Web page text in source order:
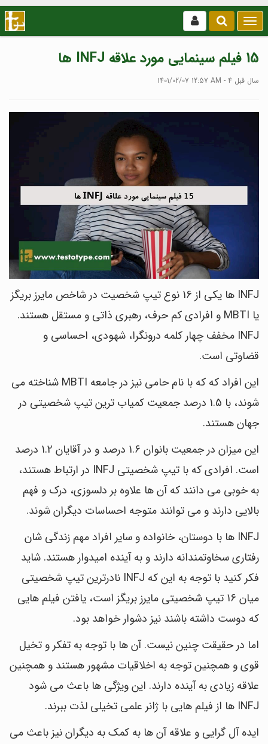
بازکردن
/
منو15 فیلم سینمایی مورد علاقه INFJ ها
1401/02/07 12:57 AM - 4 سال قبل
INFJ ها یکی از 16 نوع تیپ شخصیت در شاخص مایرز بریگز
یا MBTI و افرادی کم حرف، رهبری ذاتی و مستقل هستند.
INFJ مخفف چهار کلمه درونگرا، شهودی، احساسی و
قضاوتی است.
این افراد که که با نام حامی نیز در جامعه MBTI شناخته می
شوند، با 1.5 درصد جمعیت کمیاب ترین تیپ شخصیتی در
جهان هستند.
این میزان در جمعیت بانوان 1.6 درصد و در آقایان 1.2 درصد
است. افرادی که با تیپ شخصیتی INFJ در ارتباط هستند،
به خوبی می دانند که آن ها علاوه بر دلسوزی، درک و فهم
بالایی دارند و می توانند متوجه احساسات دیگران شوند.
INFJ ها با دوستان، خانواده و سایر افراد مهم زندگی شان
رفتاری سخاوتمندانه دارند و به آینده امیدوار هستند. شاید
فکر کنید با توجه به این که INFJ نادرترین تیپ شخصیتی
میان 16 تیپ شخصیتی مایرز بریگز است، یافتن فیلم هایی
که دوست داشته باشند نیز دشوار خواهد بود.
اما در حقیقت چنین نیست. آن ها با توجه به تفکر و تخیل
قوی و همچنین توجه به اخلاقیات مشهور هستند و همچنین
علاقه زیادی به آینده دارند. این ویژگی ها باعث می شود
INFJ ها از فیلم هایی با ژانر علمی تخیلی لذت ببرند.
ایده آل گرایی و علاقه آن ها به کمک به دیگران نیز باعث می